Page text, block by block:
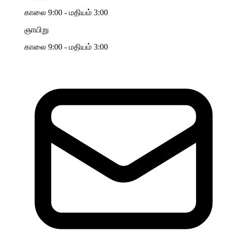
காலை 9:00 - மதியம் 3:00
ஞாயிறு
காலை 9:00 - மதியம் 3:00